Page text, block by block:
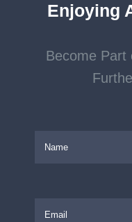
Enjoying
Become Part